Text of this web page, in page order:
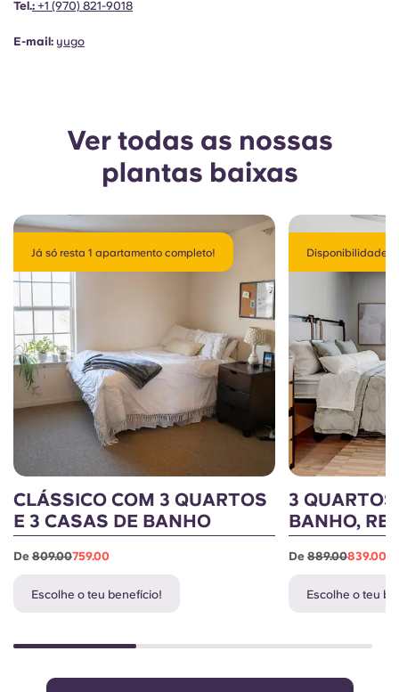
Tel.: +1 (970) 821-9018
E-mail: yugo
Ver todas as nossas
plantas baixas
Já só resta 1 apartamento completo!
CLÁSSICO COM 3 QUARTOS
E 3 CASAS DE BANHO
De 809.00759.00
Escolhe o teu benefício!
Disponibilidade
3
BANHO,
De889.00839.00
Escolhe o teu